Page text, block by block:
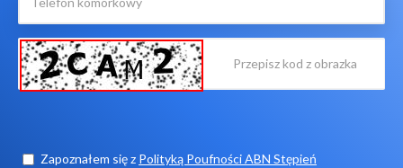
Zapoznałem się z Polityką Poufności ABN Stępień